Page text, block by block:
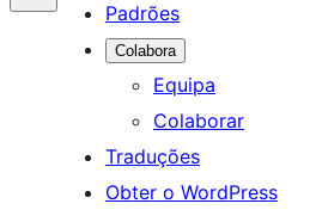
Padrões
Colabora
Equipa
Colaborar
Traduções
Obter o WordPress